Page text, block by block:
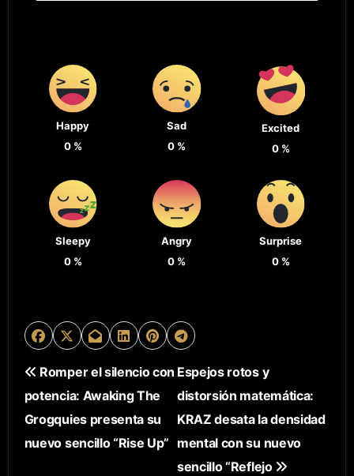
Happy
0%
Sad
0 %
Excited
0%
Sleepy
0%
Angry
0 %
Surprise
0%
N
A
V
Romper el silencio con
potencia: Awaking The
Grogquies presenta su
nuevo sencillo “Rise Up”
Espejos rotos y
distorsión matemática:
KRAZ desata la densidad
mental con su nuevo
sencillo “Reflejo